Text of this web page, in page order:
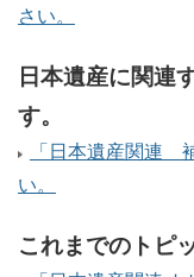
さい。
日本遺産に関連
す。
「日本遺産関連
い。
これまでのトピ